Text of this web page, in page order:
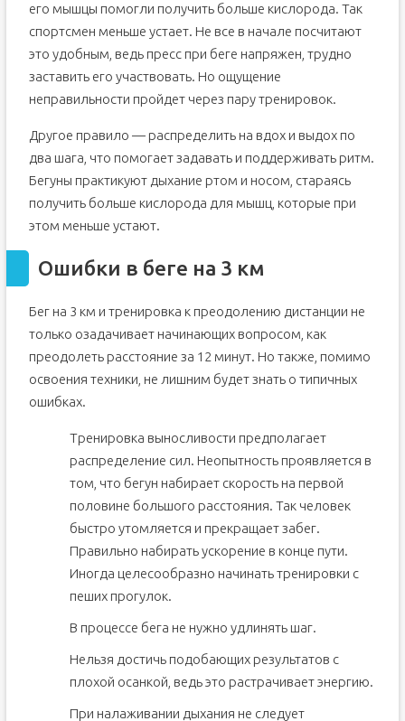
его мышцы помогли получить больше кислорода. Так
спортсмен меньше устает. Не все в начале посчитают
это удобным, ведь пресс при беге напряжен, трудно
заставить его участвовать. Но ощущение
неправильности пройдет через пару тренировок.
Другое правило — распределить на вдох и выдох по
два шага, что помогает задавать и поддерживать ритм.
Бегуны практикуют дыхание ртом и носом, стараясь
получить больше кислорода для мышц, которые при
этом меньше устают.
Ошибки в беге на 3 км
Бег на 3 км и тренировка к преодолению дистанции не
только озадачивает начинающих вопросом, как
преодолеть расстояние за 12 минут. Но также, помимо
освоения техники, не лишним будет знать о типичных
ошибках.
Тренировка выносливости предполагает
распределение сил. Неопытность проявляется в
том, что бегун набирает скорость на первой
половине большого расстояния. Так человек
быстро утомляется и прекращает забег.
Правильно набирать ускорение в конце пути.
Иногда целесообразно начинать тренировки с
пеших прогулок.
В процессе бега не нужно удлинять шаг.
Нельзя достичь подобающих результатов с
плохой осанкой, ведь это растрачивает энергию.
При налаживании дыхания не следует